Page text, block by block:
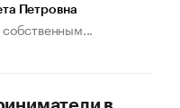
Как живет глава
Петровна